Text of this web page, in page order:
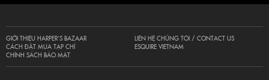
GIỚI THIỆU HARPER’S BAZAAR
CÁCH ĐẶT MUA TẠP CHÍ
CHÍNH SÁCH BẢO MẬT
LIÊN HỆ CHÚNG TÔI / CONTACT US
ESQUIRE VIETNAM